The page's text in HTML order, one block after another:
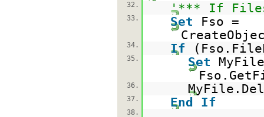
32.
'*** If
33. Set
Fso =
34. If
35. Set
36.
37. End If
38.